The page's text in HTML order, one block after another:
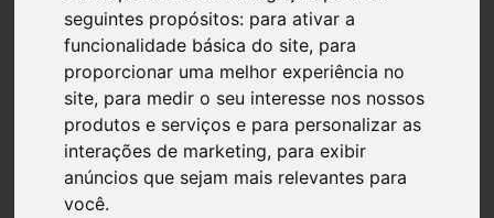
seguintes propósitos: para ativar a
funcionalidade básica do site, para
proporcionar uma melhor experiência no
site, para medir o seu interesse nos nossos
produtos e serviços e para personalizar as
interações de marketing, para exibir
anúncios que sejam mais relevantes para
você.